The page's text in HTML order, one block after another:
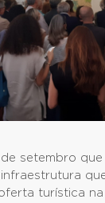
setembro
turística